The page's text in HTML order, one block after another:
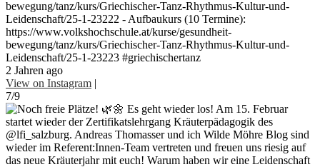
bewegung/tanz/kurs/Griechischer-Tanz-Rhythmus-Kultur-und-
Leidenschaft/25-1-23222 - Aufbaukurs (10 Termine):
https://www.volkshochschule.at/kurse/gesundheit-
bewegung/tanz/kurs/Griechischer-Tanz-Rhythmus-Kultur-und-
Leidenschaft/25-1-23223 #griechischertanz
2 Jahren ago
View on Instagram |
7/9